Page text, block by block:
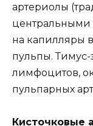
артериолы
центральными
на капилляры
пульпы.
лимфоцитов,
пульпарных
Кисточковые